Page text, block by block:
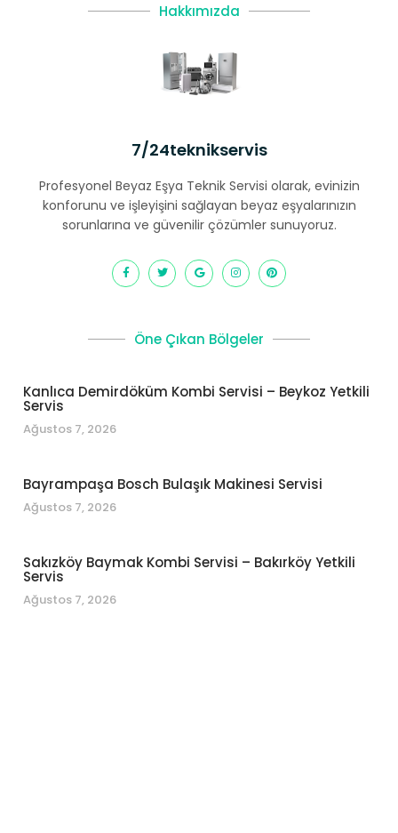
Hakkımızda
7/24teknikservis
Profesyonel Beyaz Eşya Teknik Servisi olarak, evinizin
konforunu ve işleyişini sağlayan beyaz eşyalarınızın
sorunlarına ve güvenilir çözümler sunuyoruz.
Öne Çıkan Bölgeler
Kanlıca Demirdöküm Kombi Servisi – Beykoz Yetkili
Servis
Ağustos 7, 2026
Bayrampaşa Bosch Bulaşık Makinesi Servisi
Ağustos 7, 2026
Sakızköy Baymak Kombi Servisi – Bakırköy Yetkili
Servis
Ağustos 7, 2026